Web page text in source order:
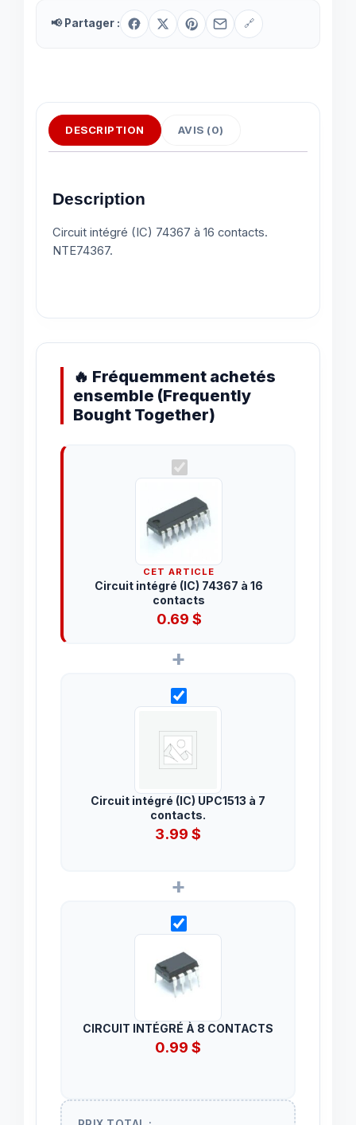
📢 Partager : 🔗
DESCRIPTION AVIS (0)
Description
Circuit intégré (IC) 74367 à 16 contacts.
NTE74367.
🔥 Fréquemment achetés
ensemble (Frequently
Bought Together)
CET ARTICLE
Circuit intégré (IC) 74367 à 16
contacts
0.69 $
+
Circuit intégré (IC) UPC1513 à 7
contacts.
3.99 $
+
CIRCUIT INTÉGRÉ À 8 CONTACTS
0.99 $